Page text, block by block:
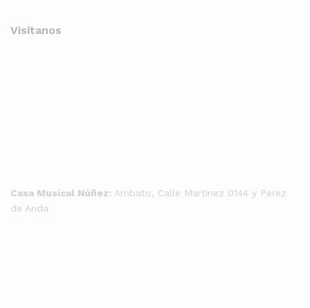
Visítanos
Casa Musical Núñez: Ambato, Calle Martinez 0144 y Perez
de Anda